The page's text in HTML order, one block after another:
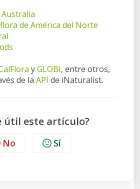
de América del Norte
yGLOBI, entre otros,
de la API de iNaturalist.
útil este artículo?
No Sí